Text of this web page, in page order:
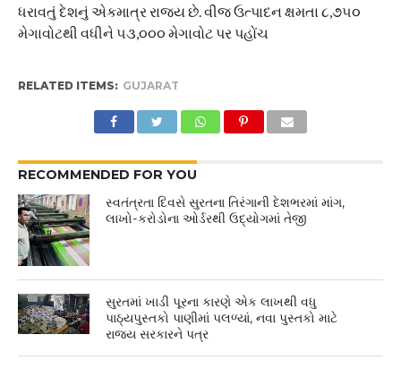
ધરાવતું દેશનું એકમાત્ર રાજ્ય છે. વીજ ઉત્પાદન ક્ષમતા ૮,૭૫૦
મેગાવોટથી વધીને ૫૩,૦૦૦ મેગાવોટ પર પહોંચ
RELATED ITEMS: GUJARAT
RECOMMENDED FOR YOU
સ્વતંત્રતા દિવસે સુરતના તિરંગાની દેશભરમાં માંગ,
લાખો-કરોડોના ઓર્ડરથી ઉદ્યોગમાં તેજી
સુરતમાં ખાડી પૂરના કારણે એક લાખથી વધુ
પાઠ્યપુસ્તકો પાણીમાં પલળ્યાં, નવા પુસ્તકો માટે
રાજ્ય સરકારને પત્ર